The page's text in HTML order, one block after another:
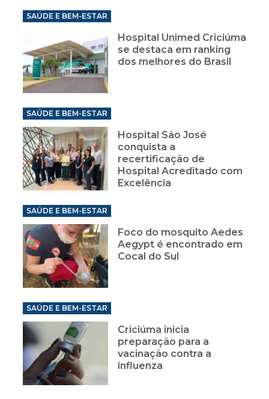
SAÚDE E BEM-ESTAR
Hospital Unimed Criciúma
se destaca em ranking
dos melhores do Brasil
SAÚDE E BEM-ESTAR
Hospital São José
conquista a
recertificação de
Hospital Acreditado com
Excelência
SAÚDE E BEM-ESTAR
Foco do mosquito Aedes
Aegypt é encontrado em
Cocal do Sul
SAÚDE E BEM-ESTAR
Criciúma inicia
preparação para a
vacinação contra a
influenza